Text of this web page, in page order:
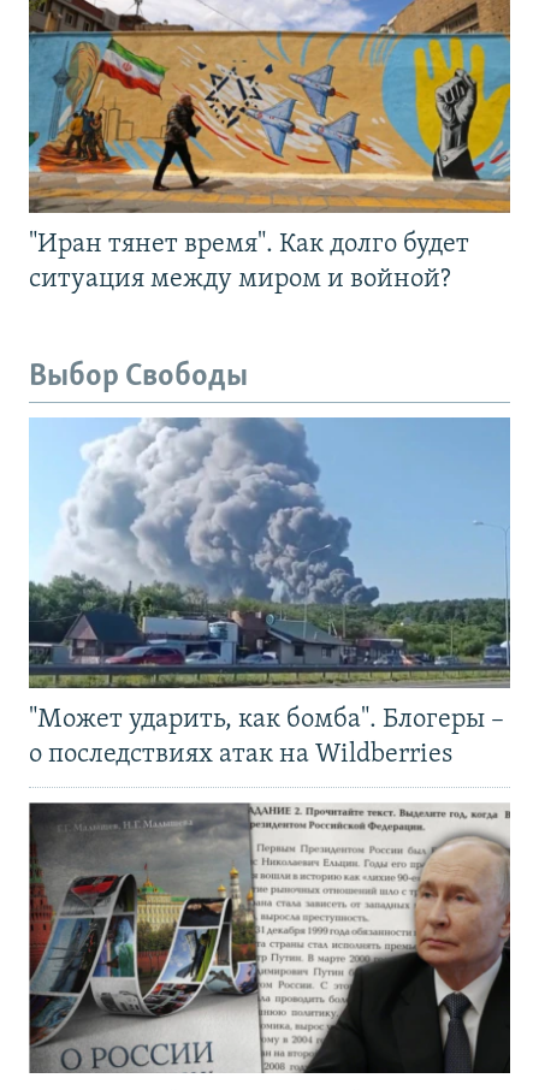
"Иран тянет время". Как долго будет
ситуация между миром и войной?
Выбор Свободы
"Может ударить, как бомба". Блогеры –
о последствиях атак на Wildberries